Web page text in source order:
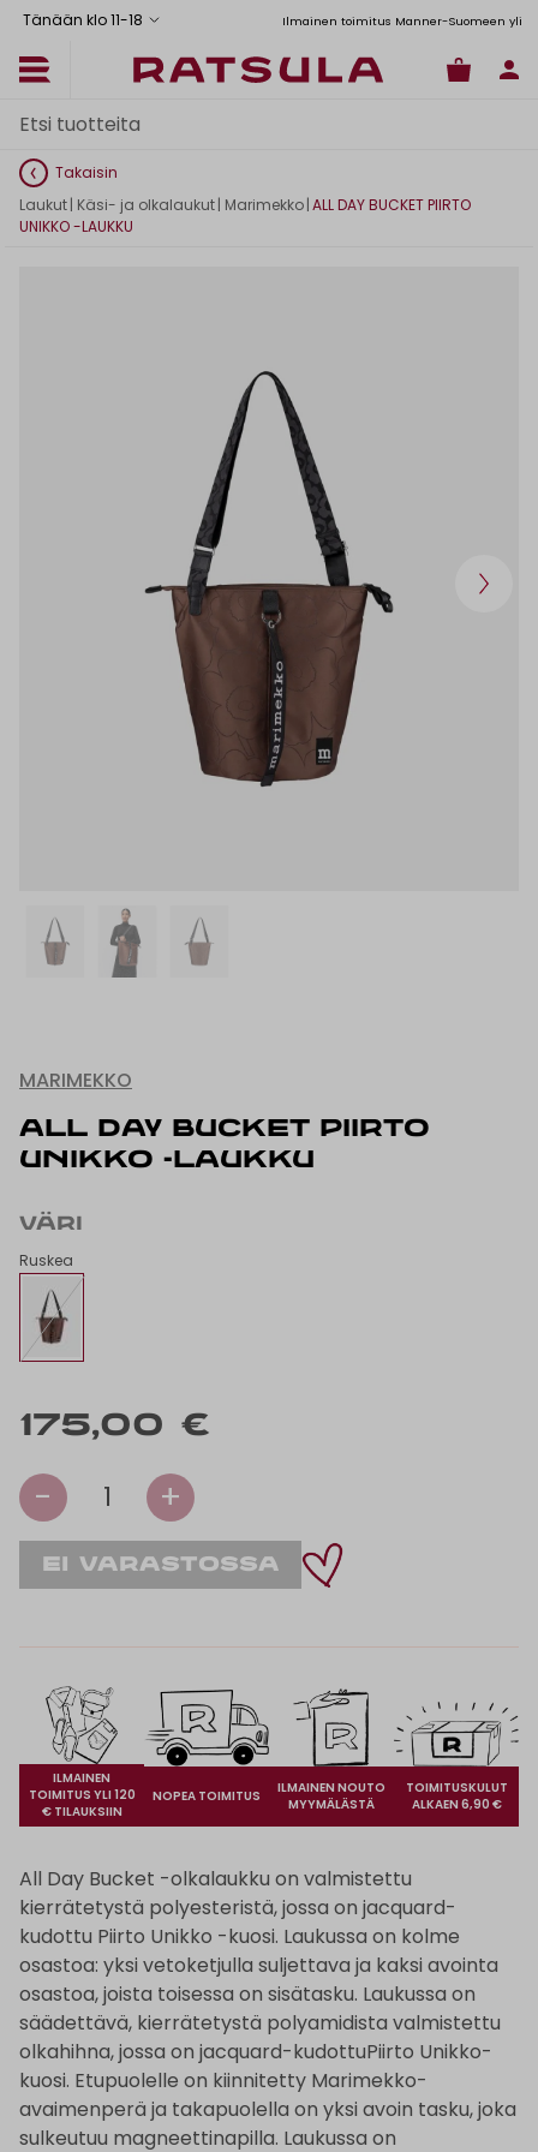
Tänään klo 11-18
Toimituskulut alk. 6,90€ Ilmainen toimitus Manner-Suomeen yli
Takaisin
Laukut| Käsi- ja olkalaukut| Marimekko |ALL DAY BUCKET PIIRTO
UNIKKO -LAUKKU
MARIMEKKO
ALL DAY BUCKET PIIRTO
UNIKKO -LAUKKU
VÄRI
Ruskea
175,00 €
- 1 +
ILMAINEN
TOIMITUS YLI 120
€ TILAUKSIIN
NOPEA TOIMITUS
ILMAINEN NOUTO
MYYMÄLÄSTÄ
TOIMITUSKULUT
ALKAEN 6,90 €
All Day Bucket -olkalaukku on valmistettu
kierrätetystä polyesteristä, jossa on jacquard-
kudottu Piirto Unikko -kuosi. Laukussa on kolme
osastoa: yksi vetoketjulla suljettava ja kaksi avointa
osastoa, joista toisessa on sisätasku. Laukussa on
säädettävä, kierrätetystä polyamidista valmistettu
olkahihna, jossa on jacquard-kudottuPiirto Unikko-
kuosi. Etupuolelle on kiinnitetty Marimekko-
avaimenperä ja takapuolella on yksi avoin tasku, joka
sulkeutuu magneettinapilla. Laukussa on